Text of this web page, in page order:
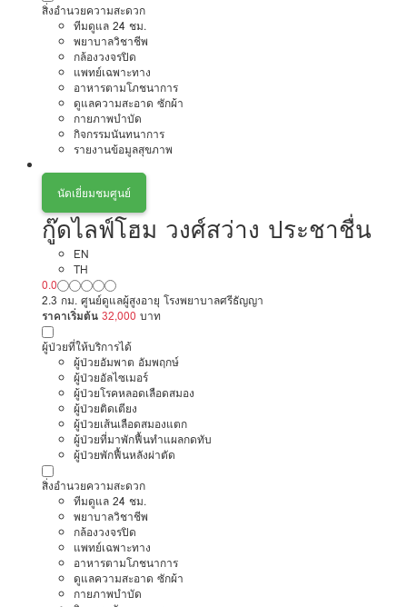
สิ่งอำนวยความสะดวก
ทีมดูแล 24 ชม.
พยาบาลวิชาชีพ
กล้องวงจรปิด
แพทย์เฉพาะทาง
อาหารตามโภชนาการ
ดูแลความสะอาด ซักผ้า
กายภาพบำบัด
กิจกรรมนันทนาการ
รายงานข้อมูลสุขภาพ
นัดเยี่ยมชมศูนย์
กู๊ดไลฟ์โฮม วงศ์สว่าง ประชาชื่น
EN
TH
0.0
2.3 กม. ศูนย์ดูแลผู้สูงอายุ โรงพยาบาลศรีธัญญา
ราคาเริ่มต้น 32,000 บาท
ผู้ป่วยที่ให้บริการได้
ผู้ป่วยอัมพาต อัมพฤกษ์
ผู้ป่วยอัลไซเมอร์
ผู้ป่วยโรคหลอดเลือดสมอง
ผู้ป่วยติดเตียง
ผู้ป่วยเส้นเลือดสมองแตก
ผู้ป่วยที่มาพักฟื้นทำแผลกดทับ
ผู้ป่วยพักฟื้นหลังผ่าตัด
สิ่งอำนวยความสะดวก
ทีมดูแล 24 ชม.
พยาบาลวิชาชีพ
กล้องวงจรปิด
แพทย์เฉพาะทาง
อาหารตามโภชนาการ
ดูแลความสะอาด ซักผ้า
กายภาพบำบัด